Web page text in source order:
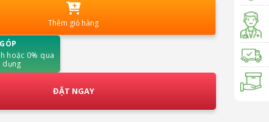
Thêm giỏ hàng
hoặc 0% qua
dụng
ĐẶT NGAY